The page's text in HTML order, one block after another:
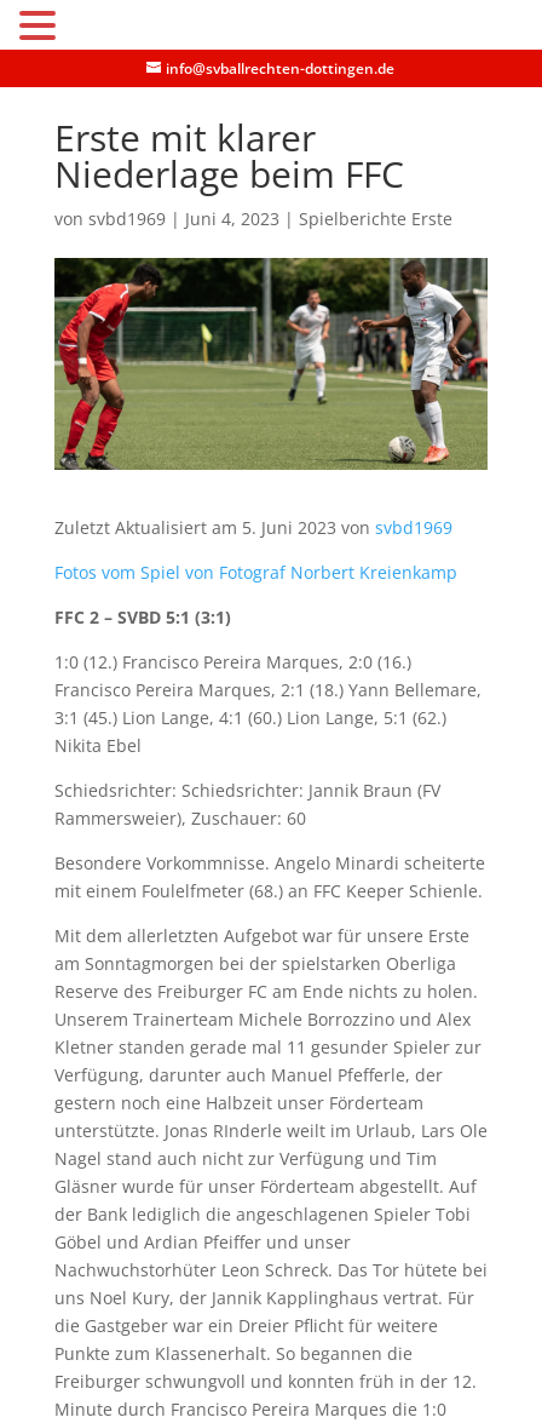
info@svballrechten-dottingen.de
Erste mit klarer
Niederlage beim FFC
von svbd1969| Juni 4, 2023 | Spielberichte Erste
Zuletzt Aktualisiert am 5. Juni 2023 von svbd1969
Fotos vom Spiel von Fotograf Norbert Kreienkamp
FFC 2 – SVBD 5:1 (3:1)
1:0 (12.) Francisco Pereira Marques, 2:0 (16.)
Francisco Pereira Marques, 2:1 (18.) Yann Bellemare,
3:1 (45.) Lion Lange, 4:1 (60.) Lion Lange, 5:1 (62.)
Nikita Ebel
Schiedsrichter: Schiedsrichter: Jannik Braun (FV
Rammersweier), Zuschauer: 60
Besondere Vorkommnisse. Angelo Minardi scheiterte
mit einem Foulelfmeter (68.) an FFC Keeper Schienle.
Mit dem allerletzten Aufgebot war für unsere Erste
am Sonntagmorgen bei der spielstarken Oberliga
Reserve des Freiburger FC am Ende nichts zu holen.
Unserem Trainerteam Michele Borrozzino und Alex
Kletner standen gerade mal 11 gesunder Spieler zur
Verfügung, darunter auch Manuel Pfefferle, der
gestern noch eine Halbzeit unser Förderteam
unterstützte. Jonas RInderle weilt im Urlaub, Lars Ole
Nagel stand auch nicht zur Verfügung und Tim
Gläsner wurde für unser Förderteam abgestellt. Auf
der Bank lediglich die angeschlagenen Spieler Tobi
Göbel und Ardian Pfeiffer und unser
Nachwuchstorhüter Leon Schreck. Das Tor hütete bei
uns Noel Kury, der Jannik Kapplinghaus vertrat. Für
die Gastgeber war ein Dreier Pflicht für weitere
Punkte zum Klassenerhalt. So begannen die
Freiburger schwungvoll und konnten früh in der 12.
Minute durch Francisco Pereira Marques die 1:0